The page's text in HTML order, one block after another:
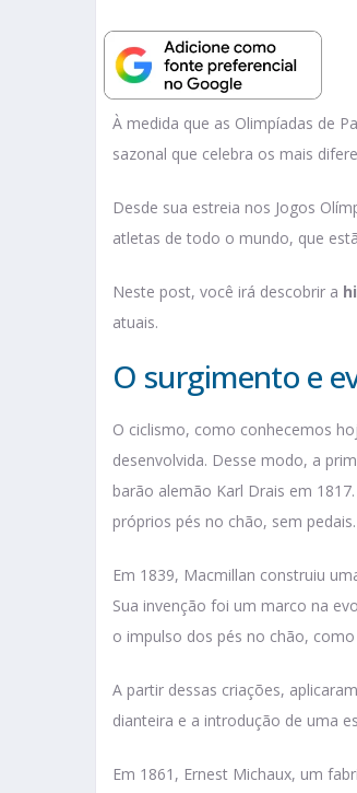
À medida que as Olimpíadas de
sazonal que celebra os mais
Desde sua estreia nos Jogos
atletas de todo o mundo, que
Neste post, você irá descobrir a
atuais.
O surgimento e
O ciclismo, como conhecemos
desenvolvida. Desse modo, a
barão alemão Karl Drais em
próprios pés no chão, sem pedais.
Em 1839, Macmillan construiu
Sua invenção foi um marco na
o impulso dos pés no chão,
A partir dessas criações,
dianteira e a introdução de uma
Em 1861, Ernest Michaux, um